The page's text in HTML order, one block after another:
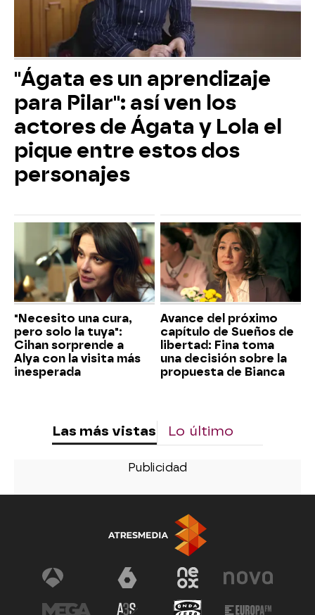
"Ágata es un aprendizaje
para Pilar": así ven los
actores de Ágata y Lola el
pique entre estos dos
personajes
"Necesito una cura,
pero solo la tuya":
Cihan sorprende a
Alya con la visita más
inesperada
Avance del próximo
capítulo de Sueños de
libertad: Fina toma
una decisión sobre la
propuesta de Bianca
Las más vistas Lo último